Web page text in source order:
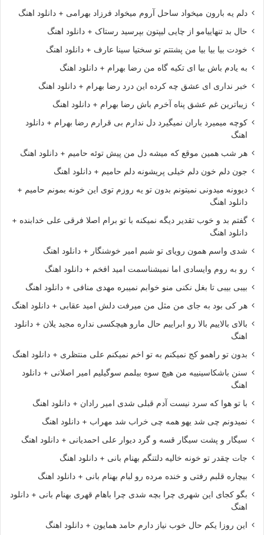
دلم یه بارون میخواد ساحل آروم میخواد فرزاد بهرامی + دانلود اهنگ
حال بد تنهاییامو از چایی لیپتون بپرسید رستاک + دانلود اهنگ
خودت بیا بیا بیا من پشتتم تو سختیا سینا عارف + دانلود اهنگ
به یادم باش بیا ای تکیه گاه من رضا بهرام + دانلود اهنگ
خبر نداری ای عشق چه کرده این درد رضا بهرام + دانلود اهنگ
زیباترین غم عشق پناه آخرم باش رضا بهرام + دانلود اهنگ
کوچه میمیرد باران نمیگیرد دل ندارم بی قرارم رضا بهرام + دانلود
اهنگ
هر شب همین موقع که میشه دل من پیش توئه حامیم + دانلود اهنگ
جون دلم خون دلم خیلی پریشونه دلم حامیم + دانلود اهنگ
دیوونه میدونی نمیتونم بدون تو یه روزم توی این خونه بمونم حامیم +
دانلود اهنگ
گفتم بد و خوب تقدیر دیگه نمیکنه با تو برام اصلا فرقی علی خدابنده +
دانلود اهنگ
شدی واسم همون رویای تو شبم امیر خوشنگار + دانلود اهنگ
رو به روم وایسادی اما نمیشناسمت امید افخم + دانلود اهنگ
بیبی بیبی تا بغل نکنی منو خوابم نمیبره مهدی منافی + دانلود اهنگ
هر کی بود به جای من مثل من میرفت دلش امید عقابی + دانلود اهنگ
بالای بالاییم بالا رو ابراییم حال مارو هیچکسی نداره مجید یلان + دانلود
اهنگ
بدون تو راهمو کج نمیکنم به تو اخم نمیکنم علی منتظری + دانلود اهنگ
سنن باشکاسینییه من هیچ سوه بیلمم سوگیلیم امیر اصلانی + دانلود
اهنگ
با تو هوا که سرد نیست آدم قبلی شدی امیر رادان + دانلود اهنگ
نمیدونم چی شد یهو همه چی خراب شد مهراب + دانلود اهنگ
سیگار و پشت سیگار قسه و گرد دیوار علی احمدیانی + دانلود اهنگ
جات چقدر تو خونه خالیه دلتنگم بهنام بانی + دانلود اهنگ
بیچاره قلبم رفتی و خنده مرده رو لبام بهنام بانی + دانلود اهنگ
بگو کجای این شهری چرا بچه شدی چرا باهام قهری بهنام بانی + دانلود
اهنگ
این روزا یکم حال خوب نیاز دارم حامد همایون + دانلود اهنگ